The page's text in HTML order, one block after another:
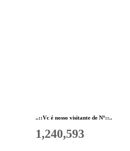
..::Vc é nosso visitante de Nº::..
1,240,593